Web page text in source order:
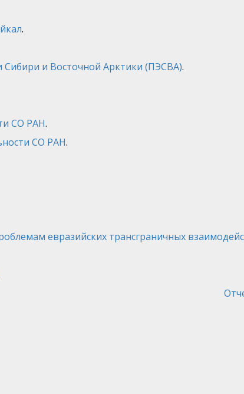
.
и Восточной Арктики (ПЭСВА).
СО РАН.
СО РАН.
евразийских трансграничных